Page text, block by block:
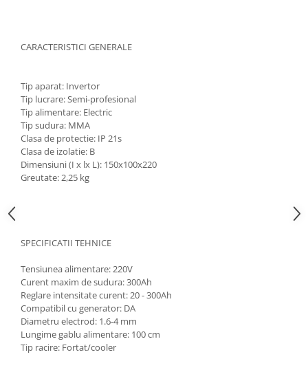
Teascuri
Zdrobitoare electrice
Zdrobitoare electrice & manuale
Zdrobitoare manuale
Masini de cusut si accesorii
Sere si solarii
Unelte manuale de gradina -
Stropitori
Folie si plase pt plante
Masini de maturat manuale
CARACTERISTICI GENERALE
Tip aparat: Invertor
Tip lucrare: Semi-profesional
Tip alimentare: Electric
Tip sudura: MMA
Clasa de protectie: IP 21s
Clasa de izolatie: B
Dimensiuni (I x lx L): 150x100x220
Greutate: 2,25 kg
SPECIFICATII TEHNICE
Tensiunea alimentare: 220V
Curent maxim de sudura: 300Ah
Reglare intensitate curent: 20 - 300Ah
Compatibil cu generator: DA
Diametru electrod: 1.6-4 mm
Lungime gablu alimentare: 100 cm
Tip racire: Fortat/cooler